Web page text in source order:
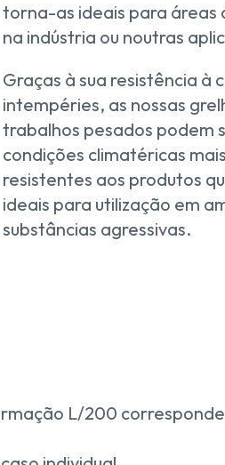
torna-as ideais para áreas
na indústria ou noutras
Graças à sua resistência à
intempéries, as nossas
trabalhos pesados podem
condições climatéricas
resistentes aos produtos
ideais para utilização em
substâncias agressivas.
L/200